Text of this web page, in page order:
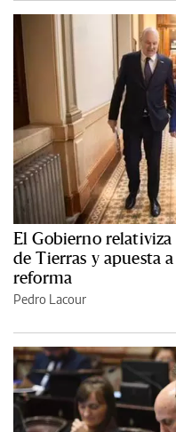
El Gobierno
de Tierras y apuesta
reforma
Pedro Lacour